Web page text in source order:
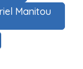
Manitou